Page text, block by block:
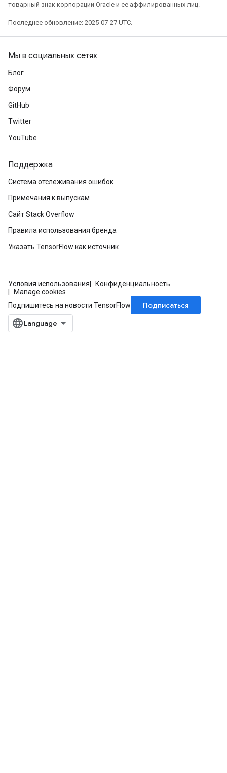
товарный знак корпорации Oracle и ее аффилированных лиц.
Последнее обновление: 2025-07-27 UTC.
Мы в социальных сетях
Блог
Форум
GitHub
Twitter
YouTube
Поддержка
Система отслеживания ошибок
Примечания к выпускам
Сайт Stack Overflow
Правила использования бренда
Указать TensorFlow как источник
Условия использования
Конфиденциальность
Manage cookies
Подпишитесь на новости TensorFlow
Подписаться